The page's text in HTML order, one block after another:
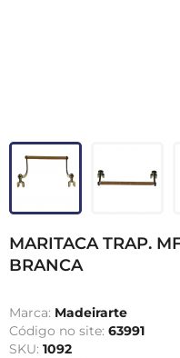
MARITACA TRAP.
BRANCA
Marca: Madeirarte
Código no site: 63991
SKU: 1092